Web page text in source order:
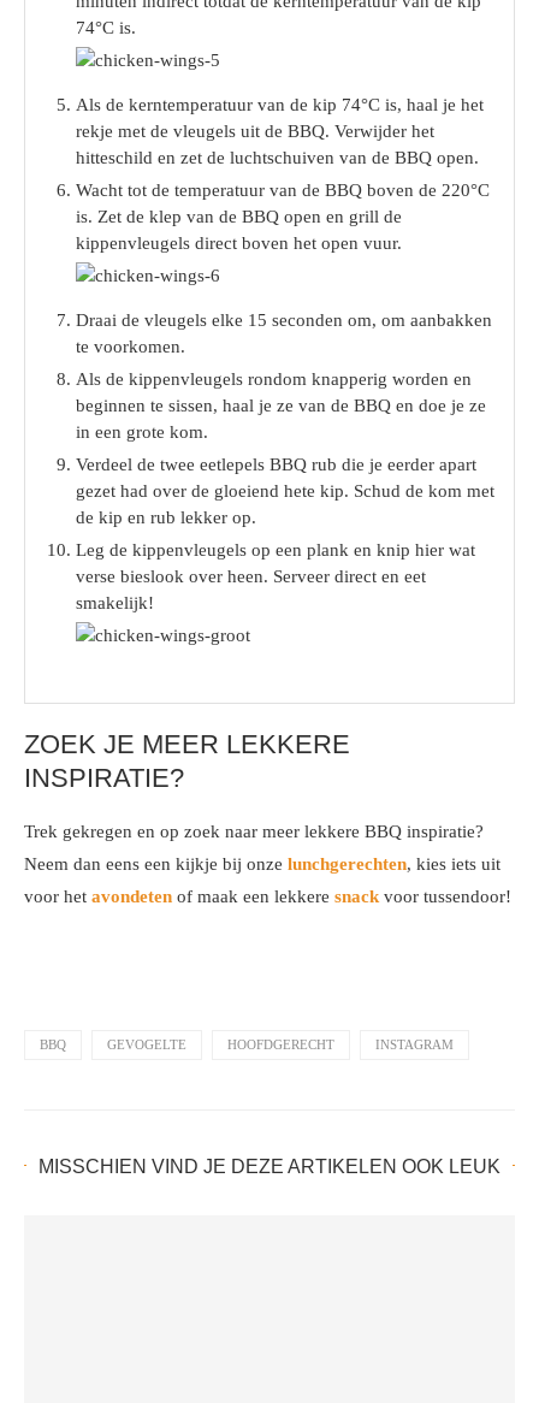
74°C is.
Als de kerntemperatuur van de kip 74°C is, haal je het
rekje met de vleugels uit de BBQ. Verwijder het
hitteschild en zet de luchtschuiven van de BBQ open.
Wacht tot de temperatuur van de BBQ boven de 220°C
is. Zet de klep van de BBQ open en grill de
kippenvleugels direct boven het open vuur.
Draai de vleugels elke 15 seconden om, om aanbakken
te voorkomen.
Als de kippenvleugels rondom knapperig worden en
beginnen te sissen, haal je ze van de BBQ en doe je ze
in een grote kom.
Verdeel de twee eetlepels BBQ rub die je eerder apart
gezet had over de gloeiend hete kip. Schud de kom met
de kip en rub lekker op.
Leg de kippenvleugels op een plank en knip hier wat
verse bieslook over heen. Serveer direct en eet
smakelijk!
ZOEK JE MEER LEKKERE
INSPIRATIE?
Trek gekregen en op zoek naar meer lekkere BBQ inspiratie?
Neem dan eens een kijkje bij onze lunchgerechten, kies iets uit
voor het avondeten of maak een lekkere snack voor tussendoor!
BBQ GEVOGELTE HOOFDGERECHT INSTAGRAM
MISSCHIEN VIND JE DEZE ARTIKELEN OOK LEUK